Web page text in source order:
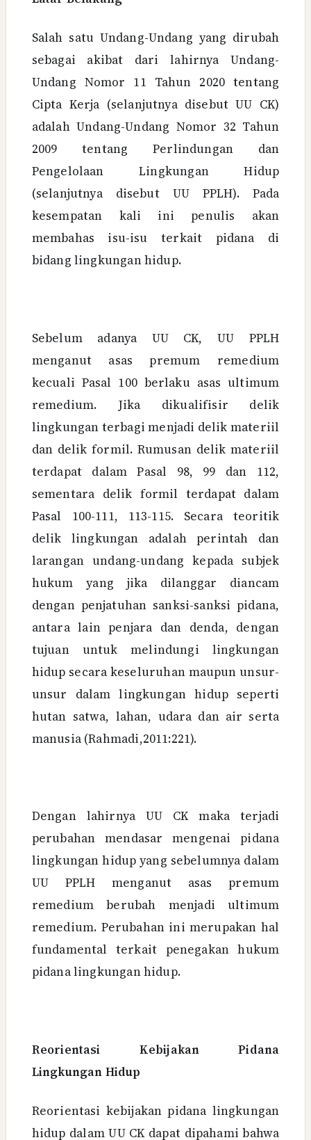
Salah satu Undang-Undang yang dirubah
sebagai akibat dari lahirnya Undang-
Undang Nomor 11 Tahun 2020 tentang
Cipta Kerja (selanjutnya disebut UU CK)
adalah Undang-Undang Nomor 32 Tahun
2009 tentang Perlindungan dan
Pengelolaan Lingkungan Hidup
(selanjutnya disebut UU PPLH). Pada
kesempatan kali ini penulis akan
membahas isu-isu terkait pidana di
bidang lingkungan hidup.
Sebelum adanya UU CK, UU PPLH
menganut asas premum remedium
kecuali Pasal 100 berlaku asas ultimum
remedium. Jika dikualifisir delik
lingkungan terbagi menjadi delik materiil
dan delik formil. Rumusan delik materiil
terdapat dalam Pasal 98, 99 dan 112,
sementara delik formil terdapat dalam
Pasal 100-111, 113-115. Secara teoritik
delik lingkungan adalah perintah dan
larangan undang-undang kepada subjek
hukum yang jika dilanggar diancam
dengan penjatuhan sanksi-sanksi pidana,
antara lain penjara dan denda, dengan
tujuan untuk melindungi lingkungan
hidup secara keseluruhan maupun unsur-
unsur dalam lingkungan hidup seperti
hutan satwa, lahan, udara dan air serta
manusia (Rahmadi,2011:221).
Dengan lahirnya UU CK maka terjadi
perubahan mendasar mengenai pidana
lingkungan hidup yang sebelumnya dalam
UU PPLH menganut asas premum
remedium berubah menjadi ultimum
remedium. Perubahan ini merupakan hal
fundamental terkait penegakan hukum
pidana lingkungan hidup.
Reorientasi Kebijakan Pidana
Lingkungan Hidup
Reorientasi kebijakan pidana lingkungan
hidup dalam UU CK dapat dipahami bahwa